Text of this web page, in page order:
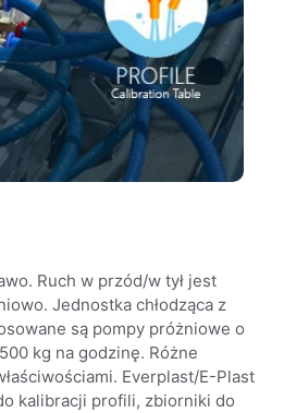
Ruch w przód/w tył jest
Jednostka chłodząca z
są pompy próżniowe o
kg na godzinę. Różne
Everplast/E-Plast
kalibracji profili, zbiorniki do